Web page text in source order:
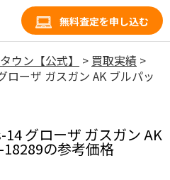
無料査定を申し込む
ウン【公式】 > 買取実績 >
ーザ ガスガン AK ブルパッ
グローザ ガスガン AK
の参考価格